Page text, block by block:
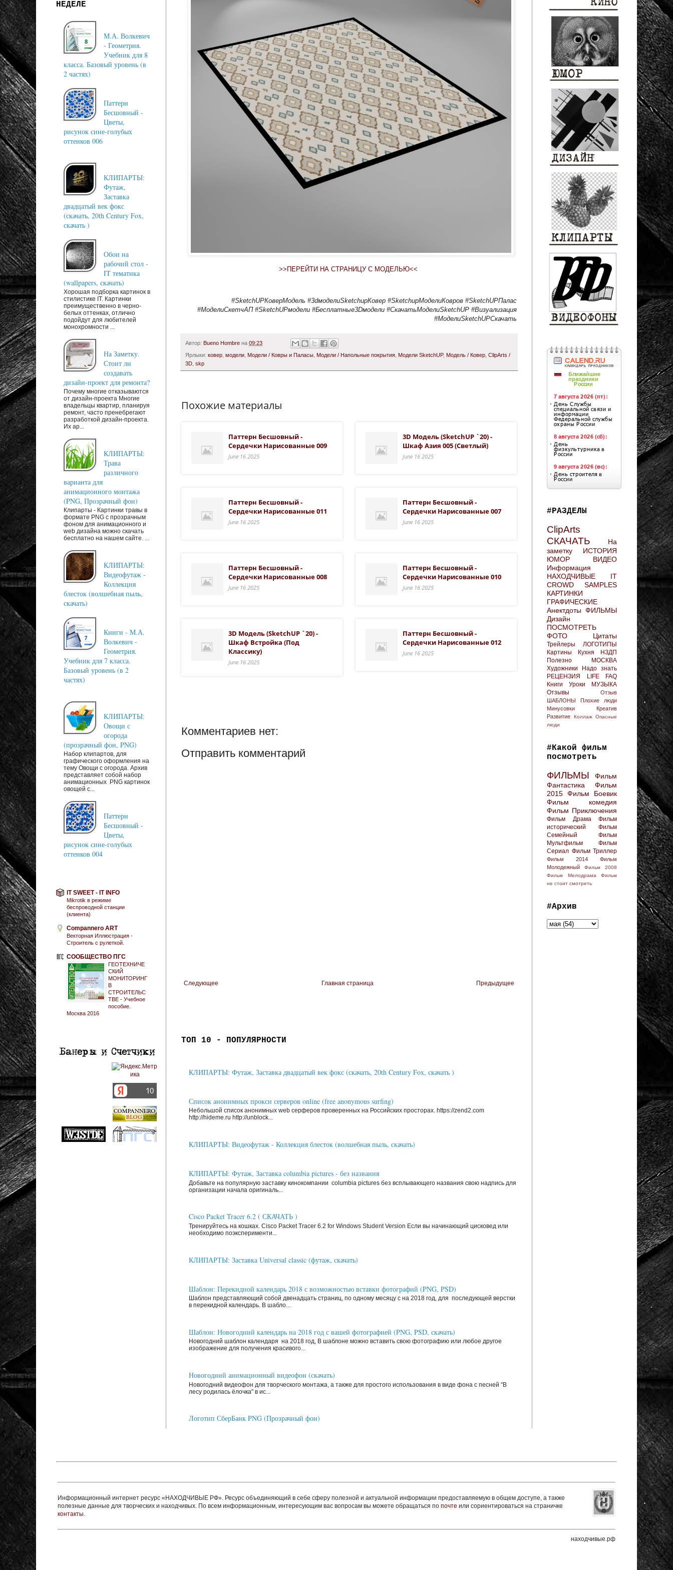
>>ПЕРЕЙТИ НА СТРАНИЦУ С МОДЕЛЬЮ<<
#SketchUPКоверМодель #3dмоделиSketchupКовер #SketchupМоделиКовров #SketchUPПалас
#МоделиСкетчАП #SketchUPмодели #Бесплатные3Dмодели #СкачатьМоделиSketchUP #Визуализация
#МоделиSketchUPСкачать
Автор: Bueno Hombre на 09:23
Ярлыки: ковер модели Модели / Ковры и Паласы Модели / Напольные покрытия Модели SketchUP, Модель / Ковер ClipArts /
3D skp
Похожие материалы
Паттерн Бесшовный -
Сердечки Нарисованные 009
June 16 2025
3D Модель (SketchUP `20) -
Шкаф Азия 005 (светлый)
June 16 2025
Паттерн Бесшовный -
Сердечки Нарисованные 011
June 16 2025
Паттерн Бесшовный -
Сердечки Нарисованные 007
June 16 2025
Паттерн Бесшовный -
Сердечки Нарисованные 008
June 16 2025
Паттерн Бесшовный -
Сердечки Нарисованные 010
June 16 2025
3D Модель (SketchUP `20) -
Шкаф Встройка (Под
Классику)
June 16 2025
Паттерн Бесшовный -
Сердечки Нарисованные 012
June 16 2025
Комментариев нет:
Отправить комментарий
Следующее Предыдущее
Главная страница
ТОП 10 - ПОПУЛЯРНОСТИ
КЛИПАРТЫ: Футаж, Заставка двадцатый век фокс (скачать, 20th Century Fox, скачать )
Список анонимных прокси серверов online (free anonymous surfing)
Небольшой список анонимных web серферов проверенных на Российских просторах. https://zend2.com
http://hideme.ru http://unblock...
КЛИПАРТЫ: Видеофутаж - Коллекция блесток (волшебная пыль, скачать)
КЛИПАРТЫ: Футаж, Заставка columbia pictures - без названия
Добавьте на популярную заставку кинокомпании columbia pictures без всплывающего названия свою надпись для
организации начала оригиналь...
Cisco Packet Tracer 6.2 ( СКАЧАТЬ )
Тренируйтесь на кошках. Cisco Packet Tracer 6.2 for Windows Student Version Если вы начинающий цисковед или
необходимо поэксперименти...
КЛИПАРТЫ: Заставка Universal classic (футаж, скачать)
Шаблон: Перекидной календарь 2018 с возможностью вставки фотографий (PNG, PSD)
Шаблон представляющий собой двенадцать страниц, по одному месяцу с на 2018 год, для последующей верстки
в перекидной календарь. В шабло...
Шаблон: Новогодний календарь на 2018 год с вашей фотографией (PNG, PSD, скачать)
Новогодний шаблон календаря на 2018 год, В шаблоне можно вставить свою фотографию или любое другое
изображение для получения красивого...
Новогодний анимационный видеофон (скачать)
Новогодний видеофон для творческого монтажа, а также для простого использования в виде фона с песней "В
лесу родилась ёлочка" в ис...
Логотип СберБанк PNG (Прозрачный фон)
НЕДЕЛЕ
М.А. Волкевич
- Геометрия.
Учебник для 8
класса. Базовый уровень (в
2 частях)
Паттерн
Бесшовный -
Цветы,
рисунок сине-голубых
оттенков 006
КЛИПАРТЫ:
Футаж,
Заставка
двадцатый век фокс
(скачать, 20th Century Fox,
скачать )
Обои на
рабочий стол -
IT тематика
(wallpapers, скачать)
Хорошая подборка картинок в
стилистике IT. Картинки
преимущественно в черно-
белых оттенках, отлично
подойдут для любителей
монохромности ...
На Заметку.
Стоит ли
создавать
дизайн-проект для ремонта?
Почему многие отказываются
от дизайн-проекта Многие
владельцы квартир, планируя
ремонт, часто пренебрегают
разработкой дизайн-проекта.
Их ар...
КЛИПАРТЫ:
Трава
различного
варианта для
анимационного монтажа
(PNG, Прозрачный фон)
Клипарты - Картинки травы в
формате PNG с прозрачным
фоном для анимационного и
web дизайна можно скачать
бесплатно на нашем сайте. ...
КЛИПАРТЫ:
Видеофутаж -
Коллекция
блесток (волшебная пыль,
скачать)
Книги - М.А.
Волкевич -
Геометрия.
Учебник для 7 класса.
Базовый уровень (в 2
частях)
КЛИПАРТЫ:
Овощи с
огорода
(прозрачный фон, PNG)
Набор клипартов, для
графического оформления на
тему Овощи с огорода. Архив
представляет собой набор
анимационных PNG картинок
овощей с...
Паттерн
Бесшовный -
Цветы,
рисунок сине-голубых
оттенков 004
IT SWEET - IT INFO
Mikrotik в режиме
беспроводной станции
(клиента)
Compannero ART
Векторная Иллюстрация -
Строитель с рулеткой.
СООБЩЕСТВО ПГС
ГЕОТЕХНИЧЕ
СКИЙ
МОНИТОРИНГ
В
СТРОИТЕЛЬС
ТВЕ - Учебное
пособие.
Москва 2016
#РАЗДЕЛЫ
ClipArts
СКАЧАТЬ
На
заметку
ИСТОРИЯ
ЮМОР
ВИДЕО
Информация
НАХОДЧИВЫЕ
IT
CROWD
SAMPLES
КАРТИНКИ
ГРАФИЧЕСКИЕ
Анектдоты ФИЛЬМЫ
Дизайн
ПОСМОТРЕТЬ
ФОТО
Цитаты
Трейлеры
ЛОГОТИПЫ
Картины
Кухня
НЗДП
Полезно
МОСКВА
Художники
Надо знать
РЕЦЕНЗИЯ
LIFE FAQ
Книги
Уроки
МУЗЫКА
Отзывы
Отзыв
ШАБЛОНЫ
Плохие люди
Минусовки
Креатив
Развитие
Коллаж Опасные
люди
#Какой фильм
посмотреть
ФИЛЬМЫ
Фильм
Фантастика
Фильм
2015 Фильм Боевик
Фильм комедия
Фильм Приключения
Фильм Драма
Фильм
исторический
Фильм
Семейный
Фильм
Мультфильм
Фильм
Сериал Фильм Триллер
Фильм 2014
Фильм
Молодежный
Фильм 2008
Фильм Мелодрама
Фильм
не стоит смотреть
#Архив
Информационный интернет ресурс «НАХОДЧИВЫЕ РФ». Ресурс объединяющий в себе сферу полезной и актуальной информации предоставляемую в общем доступе, а также
полезные данные для творческих и находчивых. По всем информационным, интересующим вас вопросам вы можете обращаться по почте или сориентироваться на страничке
контакты.
находчивые.рф